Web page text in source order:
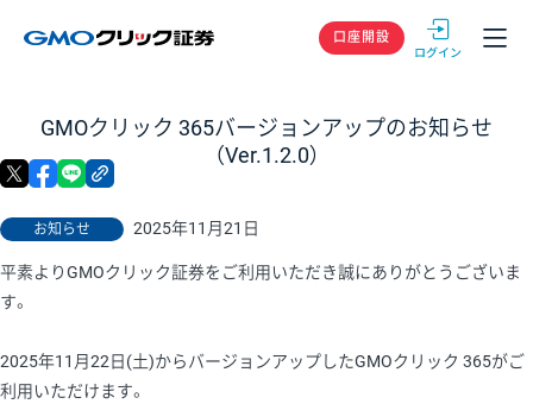
GMOクリック
口座開設
GMOクリック 365バージョンアップのお知らせ
（Ver.1.2.0）
お知らせ 2025年11月21日
X facebook
平素よりGMOクリック証券をご利用いただき誠にありがとうございま
す。
2025年11月22日(土)からバージョンアップしたGMOクリック 365がご
利用いただけます。